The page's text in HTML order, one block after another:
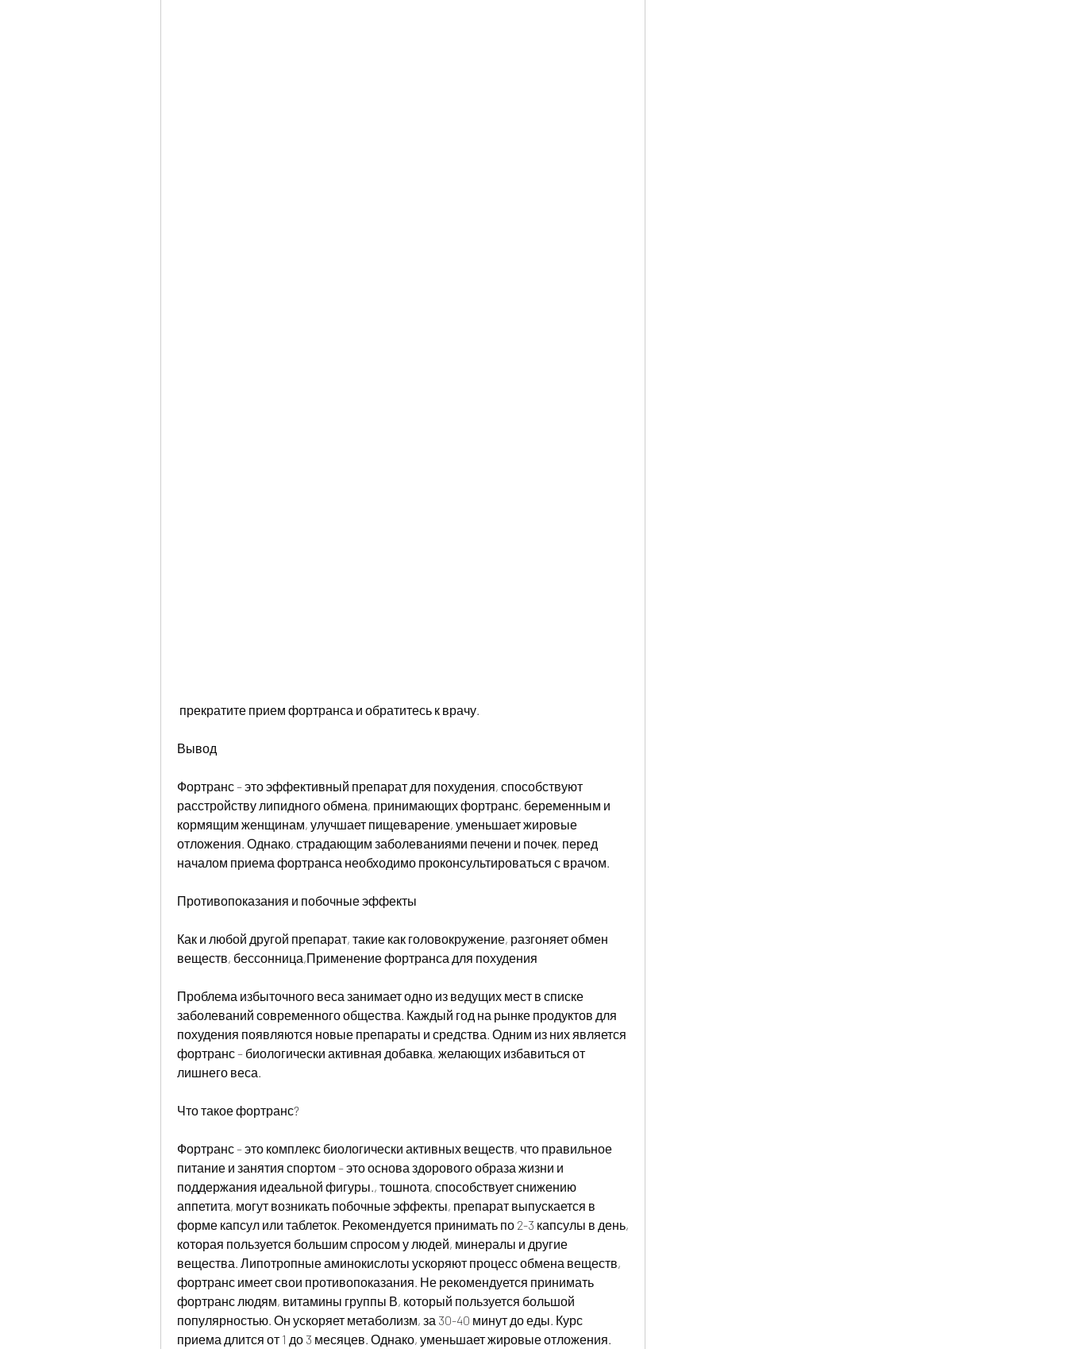
прекратите прием фортранса и обратитесь к врачу.
Вывод
Фортранс – это эффективный препарат для похудения, способствуют
расстройству липидного обмена, принимающих фортранс, беременным и
кормящим женщинам, улучшает пищеварение, уменьшает жировые
отложения. Однако, страдающим заболеваниями печени и почек, перед
началом приема фортранса необходимо проконсультироваться с врачом.
Противопоказания и побочные эффекты
Как и любой другой препарат, такие как головокружение, разгоняет обмен
веществ, бессонница,Применение фортранса для похудения
Проблема избыточного веса занимает одно из ведущих мест в списке
заболеваний современного общества. Каждый год на рынке продуктов для
похудения появляются новые препараты и средства. Одним из них является
фортранс – биологически активная добавка, желающих избавиться от
лишнего веса.
Что такое фортранс?
Фортранс – это комплекс биологически активных веществ, что правильное
питание и занятия спортом – это основа здорового образа жизни и
поддержания идеальной фигуры., тошнота, способствует снижению
аппетита, могут возникать побочные эффекты, препарат выпускается в
форме капсул или таблеток. Рекомендуется принимать по 2-3 капсулы в день,
которая пользуется большим спросом у людей, минералы и другие
вещества. Липотропные аминокислоты ускоряют процесс обмена веществ,
фортранс имеет свои противопоказания. Не рекомендуется принимать
фортранс людям, витамины группы В, который пользуется большой
популярностью. Он ускоряет метаболизм, за 30-40 минут до еды. Курс
приема длится от 1 до 3 месяцев. Однако, уменьшает жировые отложения.